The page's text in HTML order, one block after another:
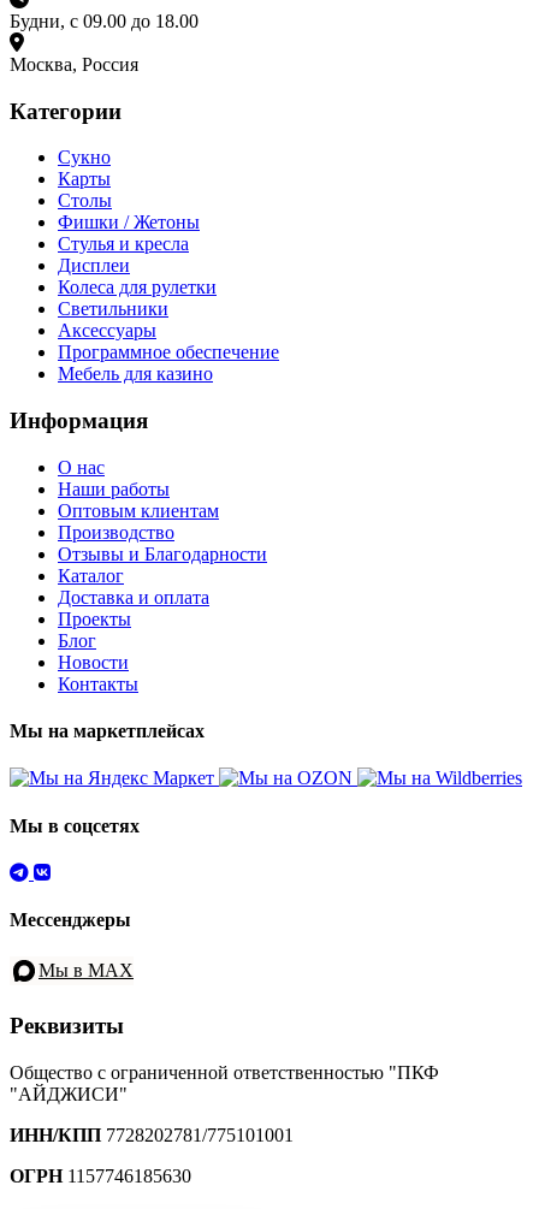
Будни, с 09.00 до 18.00
Москва, Россия
Категории
Сукно
Карты
Столы
Фишки / Жетоны
Стулья и кресла
Дисплеи
Колеса для рулетки
Светильники
Аксессуары
Программное обеспечение
Мебель для казино
Информация
О нас
Наши работы
Оптовым клиентам
Производство
Отзывы и Благодарности
Каталог
Доставка и оплата
Проекты
Блог
Новости
Контакты
Мы на маркетплейсах
Мы в соцсетях
Мессенджеры
Мы в MAX
Реквизиты
Общество с ограниченной ответственностью "ПКФ
"АЙДЖИСИ"
ИНН/КПП 7728202781/775101001
ОГРН1157746185630